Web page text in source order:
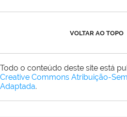
VOLTAR AO TOPO
Todo o conteúdo deste site está
Creative Commons Atribuição-
Adaptada.